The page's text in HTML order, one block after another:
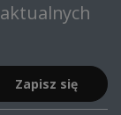
Zapisz się